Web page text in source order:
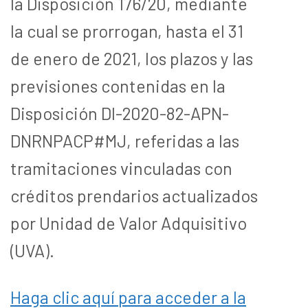
la cual se prorrogan, hasta el 31
de enero de 2021, los plazos y las
previsiones contenidas en la
Disposición DI-2020-82-APN-
DNRNPACP#MJ, referidas a las
tramitaciones vinculadas con
créditos prendarios actualizados
por Unidad de Valor Adquisitivo
(UVA).
Haga clic aquí para acceder a la